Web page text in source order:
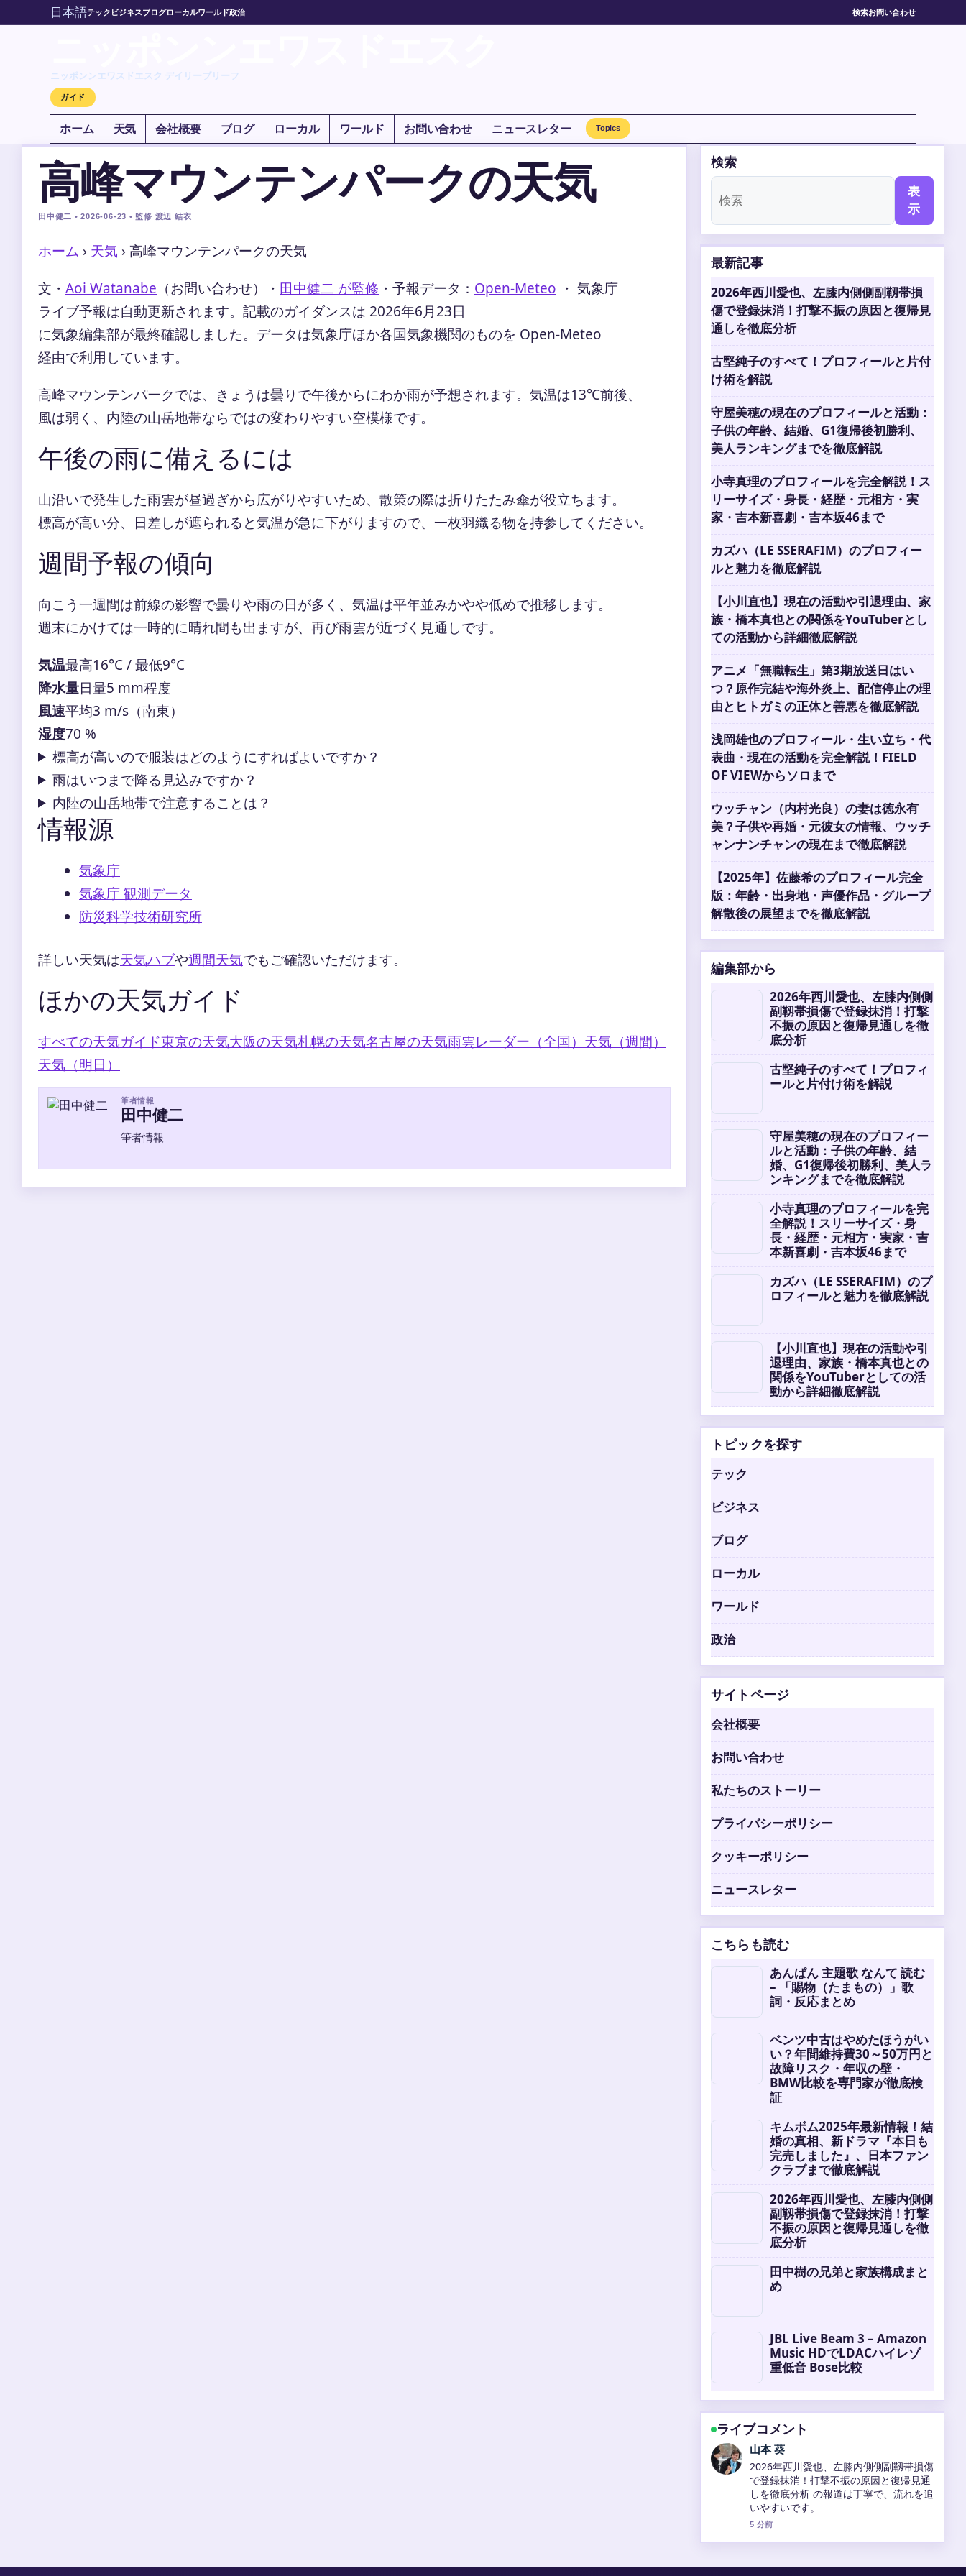
日本語テック ビジネスブログローカルワールド政治 検索お問い合わせ
ニッポンンエワスドエスク デイリーブリーフ
ガイド
ホーム 天気 会社概要 ブログ ローカル ワールド お問い合わせ ニュースレター Topics
高峰マウンテンパークの天気
田中健二 • 2026-06-23 • 監修 渡辺 結衣
ホーム › 天気 › 高峰マウンテンパークの天気
文・ Aoi Watanabe （お問い合わせ） ・ 田中健二 が監修 ・ 予報データ： Open-Meteo ・ 気象庁
ライブ予報は自動更新されます。記載のガイダンスは 2026年6月23日
に気象編集部が最終確認しました。データは気象庁ほか各国気象機関のものを Open-Meteo
経由で利用しています。
高峰マウンテンパークでは、きょうは曇りで午後からにわか雨が予想されます。気温は13℃前後、
風は弱く、内陸の山岳地帯ならではの変わりやすい空模様です。
午後の雨に備えるには
山沿いで発生した雨雲が昼過ぎから広がりやすいため、散策の際は折りたたみ傘が役立ちます。
標高が高い分、日差しが遮られると気温が急に下がりますので、一枚羽織る物を持参してください。
週間予報の傾向
向こう一週間は前線の影響で曇りや雨の日が多く、気温は平年並みかやや低めで推移します。
週末にかけては一時的に晴れ間も出ますが、再び雨雲が近づく見通しです。
気温最高16°C / 最低9°C
降水量日量5 mm程度
風速平均3 m/s（南東）
湿度70 %
標高が高いので服装はどのようにすればよいですか？
雨はいつまで降る見込みですか？
内陸の山岳地帯で注意することは？
情報源
気象庁
気象庁 観測データ
防災科学技術研究所
詳しい天気は天気ハブや週間天気でもご確認いただけます。
ほかの天気ガイド
すべての天気ガイド東京の天気大阪の天気札幌の天気名古屋の天気雨雲レーダー（全国） 天気（週間）
天気（明日）
筆者情報
田中健二
筆者情報
検索
表
示
最新記事
2026年西川愛也、左膝内側側副靱帯損
傷で登録抹消！打撃不振の原因と復帰見
通しを徹底分析
古堅純子のすべて！プロフィールと片付
け術を解説
守屋美穂の現在のプロフィールと活動：
子供の年齢、結婚、G1復帰後初勝利、
美人ランキングまでを徹底解説
小寺真理のプロフィールを完全解説！ス
リーサイズ・身長・経歴・元相方・実
家・吉本新喜劇・吉本坂46まで
カズハ（LE SSERAFIM）のプロフィー
ルと魅力を徹底解説
【小川直也】現在の活動や引退理由、家
族・橋本真也との関係をYouTuberとし
ての活動から詳細徹底解説
アニメ「無職転生」第3期放送日はい
つ？原作完結や海外炎上、配信停止の理
由とヒトガミの正体と善悪を徹底解説
浅岡雄也のプロフィール・生い立ち・代
表曲・現在の活動を完全解説！FIELD
OF VIEWからソロまで
ウッチャン（内村光良）の妻は徳永有
美？子供や再婚・元彼女の情報、ウッチ
ャンナンチャンの現在まで徹底解説
【2025年】佐藤希のプロフィール完全
版：年齢・出身地・声優作品・グループ
解散後の展望までを徹底解説
編集部から
2026年西川愛也、左膝内側側
副靱帯損傷で登録抹消！打撃
不振の原因と復帰見通しを徹
底分析
古堅純子のすべて！プロフィ
ールと片付け術を解説
守屋美穂の現在のプロフィー
ルと活動：子供の年齢、結
婚、G1復帰後初勝利、美人ラ
ンキングまでを徹底解説
小寺真理のプロフィールを完
全解説！スリーサイズ・身
長・経歴・元相方・実家・吉
本新喜劇・吉本坂46まで
カズハ（LE SSERAFIM）のプ
ロフィールと魅力を徹底解説
【小川直也】現在の活動や引
退理由、家族・橋本真也との
関係をYouTuberとしての活
動から詳細徹底解説
トピックを探す
テック
ビジネス
ブログ
ローカル
ワールド
政治
サイトページ
会社概要
お問い合わせ
私たちのストーリー
プライバシーポリシー
クッキーポリシー
ニュースレター
こちらも読む
あんぱん 主題歌 なんて 読む
– 「賜物（たまもの）」歌
詞・反応まとめ
ベンツ中古はやめたほうがい
い？年間維持費30～50万円と
故障リスク・年収の壁・
BMW比較を専門家が徹底検
証
キムボム2025年最新情報！結
婚の真相、新ドラマ『本日も
完売しました』、日本ファン
クラブまで徹底解説
2026年西川愛也、左膝内側側
副靱帯損傷で登録抹消！打撃
不振の原因と復帰見通しを徹
底分析
田中樹の兄弟と家族構成まと
め
JBL Live Beam 3 – Amazon
Music HDでLDACハイレゾ
重低音 Bose比較
ライブコメント
加藤 海斗
古堅純子のすべて！プロフィールと片付
け術を解説 周辺の検証がしっかりしてい
て安心感があります。
7 分前